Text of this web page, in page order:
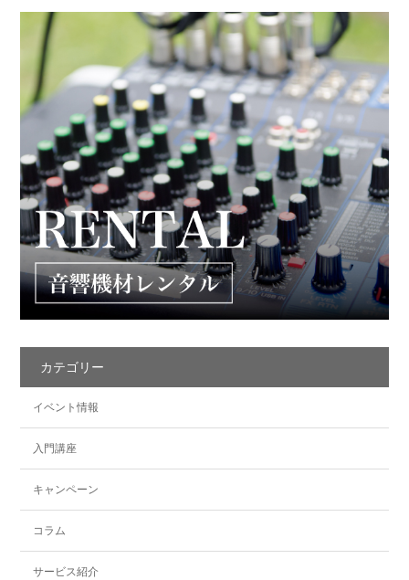
カテゴリー
イベント情報
入門講座
キャンペーン
コラム
サービス紹介